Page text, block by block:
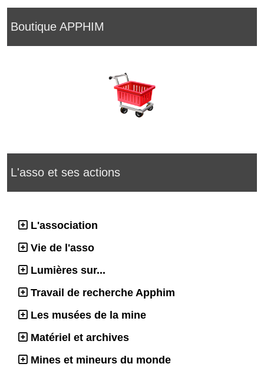
Boutique APPHIM
L'asso et ses actions
L'association
Vie de l'asso
Lumières sur...
Travail de recherche Apphim
Les musées de la mine
Matériel et archives
Mines et mineurs du monde